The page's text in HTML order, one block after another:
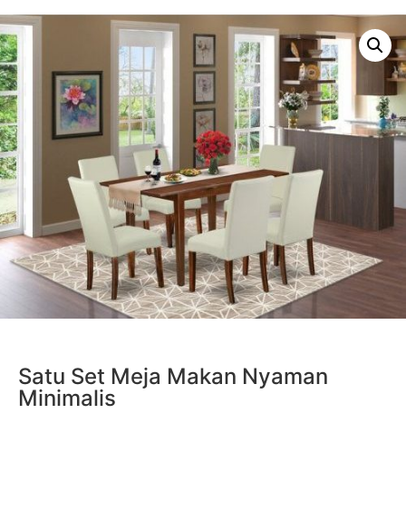
Satu Set Meja Makan Nyaman
Minimalis